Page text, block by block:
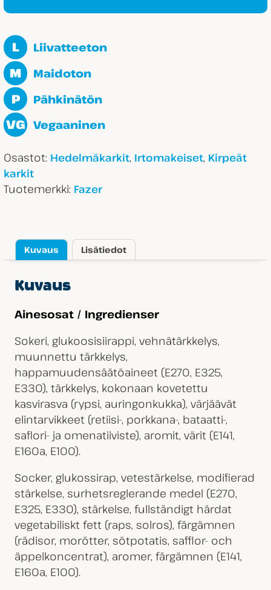
L Liivatteeton
M Maidoton
P Pähkinätön
VG Vegaaninen
Osastot: Hedelmäkarkit, Irtomakeiset, Kirpeät
karkit
Tuotemerkki: Fazer
Kuvaus Lisätiedot
Kuvaus
Ainesosat / Ingredienser
Sokeri, glukoosisiirappi, vehnätärkkelys,
muunnettu tärkkelys,
happamuudensäätöaineet (E270, E325,
E330), tärkkelys, kokonaan kovetettu
kasvirasva (rypsi, auringonkukka), värjäävät
elintarvikkeet (retiisi-, porkkana-, bataatti-,
saflori- ja omenatiiviste), aromit, värit (E141,
E160a, E100).
Socker, glukossirap, vetestärkelse, modifierad
stärkelse, surhetsreglerande medel (E270,
E325, E330), stärkelse, fullständigt härdat
vegetabiliskt fett (raps, solros), färgämnen
(rädisor, morötter, sötpotatis, safflor- och
äppelkoncentrat), aromer, färgämnen (E141,
E160a, E100).